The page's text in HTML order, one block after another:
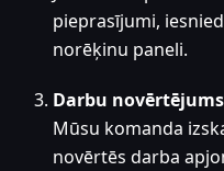
pieprasījumi,
norēķinu paneli.
Darbu novērtējums
Mūsu komanda
novērtēs darba